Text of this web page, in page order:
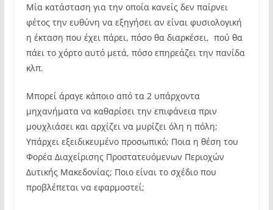
Μία κατάσταση για την οποία κανείς δεν παίρνει
φέτος την ευθύνη να εξηγήσει αν είναι φυσιολογική
η έκταση που έχει πάρει, πόσο θα διαρκέσει, πού θα
πάει το χόρτο αυτό μετά, πόσο επηρεάζει την πανίδα
κλπ.
Μπορεί άραγε κάποιο από τα 2 υπάρχοντα
μηχανήματα να καθαρίσει την επιφάνεια πριν
μουχλιάσει και αρχίζει να μυρίζει όλη η πόλη;
Υπάρχει εξειδικευμένο προσωπικό; Ποια η θέση του
Φορέα Διαχείρισης Προστατευόμενων Περιοχών
Δυτικής Μακεδονίας; Ποιο είναι το σχέδιο που
προβλέπεται να εφαρμοστεί;